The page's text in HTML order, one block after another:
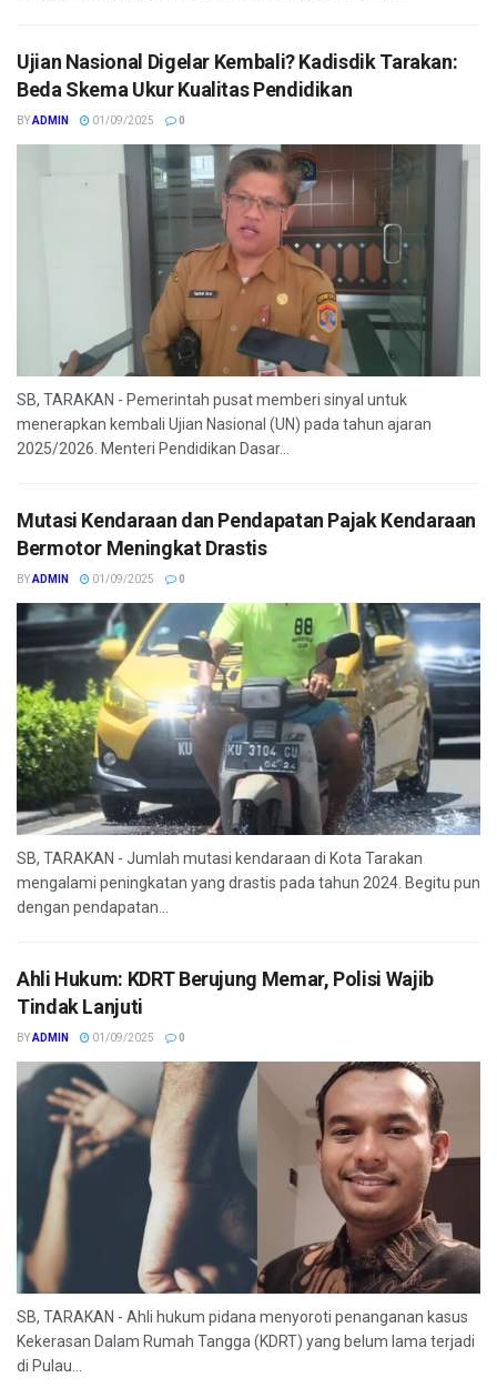
Ujian Nasional Digelar Kembali? Kadisdik Tarakan:
Beda Skema Ukur Kualitas Pendidikan
BYADMIN 01/09/2025 0
SB, TARAKAN - Pemerintah pusat memberi sinyal untuk
menerapkan kembali Ujian Nasional (UN) pada tahun ajaran
2025/2026. Menteri Pendidikan Dasar...
Mutasi Kendaraan dan Pendapatan Pajak Kendaraan
Bermotor Meningkat Drastis
BYADMIN 01/09/2025 0
SB, TARAKAN - Jumlah mutasi kendaraan di Kota Tarakan
mengalami peningkatan yang drastis pada tahun 2024. Begitu pun
dengan pendapatan...
Ahli Hukum: KDRT Berujung Memar, Polisi Wajib
Tindak Lanjuti
BYADMIN 01/09/2025 0
SB, TARAKAN - Ahli hukum pidana menyoroti penanganan kasus
Kekerasan Dalam Rumah Tangga (KDRT) yang belum lama terjadi
di Pulau...